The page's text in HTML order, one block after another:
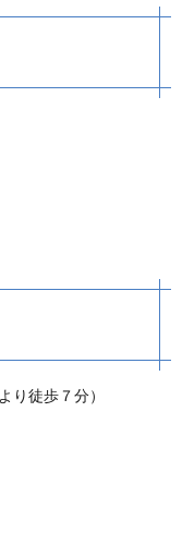
徒歩７分）